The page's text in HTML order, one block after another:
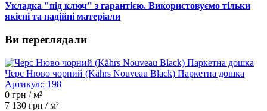
Укладка "під ключ" з гарантією. Використовуємо тільки
якісні та надійні матеріали
Ви переглядали
Черс Нюво чорний (Kährs Nouveau Black) Паркетна дошка
Артикул:: 198
0 грн / м²
7 130 грн / м²